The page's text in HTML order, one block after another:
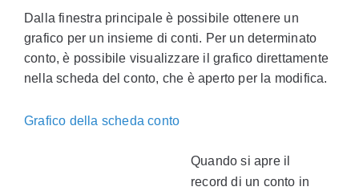
Dalla finestra principale è possibile ottenere un
grafico per un insieme di conti. Per un determinato
conto, è possibile visualizzare il grafico direttamente
nella scheda del conto, che è aperto per la modifica.
Grafico della scheda conto
Quando si apre il
record di un conto in